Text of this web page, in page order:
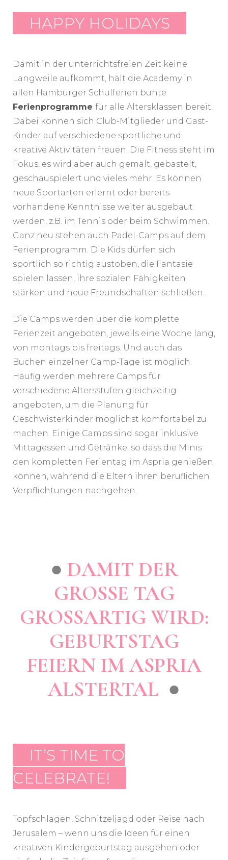
HAPPY HOLIDAYS
Damit in der unterrichtsfreien Zeit keine
Langweile aufkommt, hält die Academy in
allen Hamburger Schulferien bunte
Ferienprogramme für alle Altersklassen bereit.
Dabei können sich Club-Mitglieder und Gast-
Kinder auf verschiedene sportliche und
kreative Aktivitäten freuen. Die Fitness steht im
Fokus, es wird aber auch gemalt, gebastelt,
geschauspielert und vieles mehr. Es können
neue Sportarten erlernt oder bereits
vorhandene Kenntnisse weiter ausgebaut
werden, z.B. im Tennis oder beim Schwimmen.
Ganz neu stehen auch Padel-Camps auf dem
Ferienprogramm. Die Kids dürfen sich
sportlich so richtig austoben, die Fantasie
spielen lassen, ihre sozialen Fähigkeiten
stärken und neue Freundschaften schließen.
Die Camps werden über die komplette
Ferienzeit angeboten, jeweils eine Woche lang,
von montags bis freitags. Und auch das
Buchen einzelner Camp-Tage ist möglich.
Häufig werden mehrere Camps für
verschiedene Altersstufen gleichzeitig
angeboten, um die Planung für
Geschwisterkinder möglichst komfortabel zu
machen. Einige Camps sind sogar inklusive
Mittagessen und Getränke, so dass die Minis
den kompletten Ferientag im Aspria genießen
können, während die Eltern ihren beruflichen
Verpflichtungen nachgehen.
● DAMIT DER
GROSSE TAG
GROSSARTIG WIRD:
GEBURTSTAG
FEIERN IM ASPRIA
ALSTERTAL ●
IT’S TIME TO
CELEBRATE!
Topfschlagen, Schnitzeljagd oder Reise nach
Jerusalem – wenn uns die Ideen für einen
kreativen Kindergeburtstag ausgehen oder